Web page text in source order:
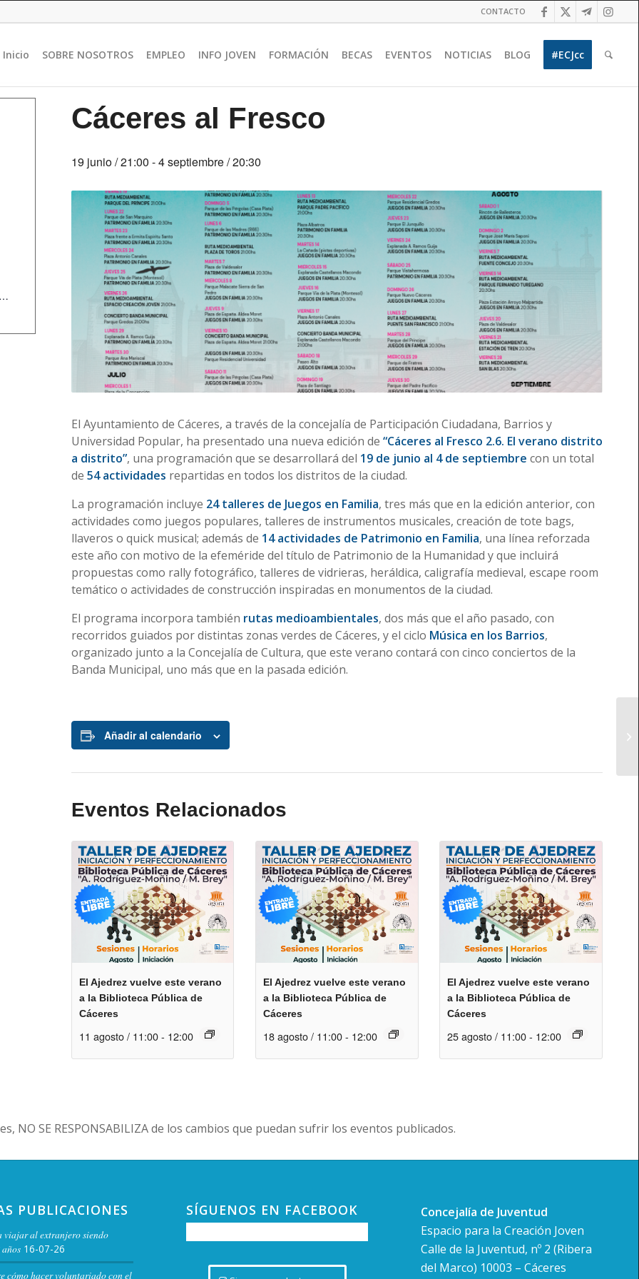
CONTACTO
Inicio SOBRE NOSOTROS EMPLEO INFO JOVEN FORMACIÓN BECAS EVENTOS NOTICIAS BLOG #ECJcc
Cáceres al Fresco
19 junio / 21:00 -4 septiembre / 20:30
El Ayuntamiento de Cáceres, a través de la concejalía de Participación Ciudadana, Barrios y
Universidad Popular, ha presentado una nueva edición de “Cáceres al Fresco 2.6. El verano distrito
a distrito”, una programación que se desarrollará del 19 de junio al 4 de septiembre con un total
de 54 actividades repartidas en todos los distritos de la ciudad.
La programación incluye 24 talleres de Juegos en Familia, tres más que en la edición anterior, con
actividades como juegos populares, talleres de instrumentos musicales, creación de tote bags,
llaveros o quick musical; además de 14 actividades de Patrimonio en Familia, una línea reforzada
este año con motivo de la efeméride del título de Patrimonio de la Humanidad y que incluirá
propuestas como rally fotográfico, talleres de vidrieras, heráldica, caligrafía medieval, escape room
temático o actividades de construcción inspiradas en monumentos de la ciudad.
El programa incorpora también rutas medioambientales, dos más que el año pasado, con
recorridos guiados por distintas zonas verdes de Cáceres, y el ciclo Música en los Barrios,
organizado junto a la Concejalía de Cultura, que este verano contará con cinco conciertos de la
Banda Municipal, uno más que en la pasada edición.
Añadir al calendario
Eventos Relacionados
El Ajedrez vuelve este verano
a la Biblioteca Pública de
Cáceres
11 agosto / 11:00- 12:00
El Ajedrez vuelve este verano
a la Biblioteca Pública de
Cáceres
18 agosto / 11:00- 12:00
El Ajedrez vuelve este verano
a la Biblioteca Pública de
Cáceres
25 agosto / 11:00 - 12:00
https://www.ayto-caceres.es/noticias/caceres-al-fresco-regresa-con-mas-actividades-gratuitas-para-llenar-de-ocio-cultura-y-convivencia-todos-los-distritos-de-la-ciudad-durante-el-verano/
NO SE RESPONSABILIZA de los cambios que puedan sufrir los eventos publicados.
PUBLICACIONES
viajar al extranjero siendo
16-07-26
cómo hacer voluntariado con el
SÍGUENOS EN FACEBOOK
Concejalía de Juventud
Espacio para la Creación Joven
Calle de la Juventud, nº 2 (Ribera
del Marco) 10003 – Cáceres